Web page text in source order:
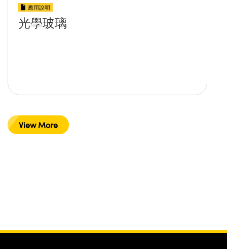
應用說明
光學玻璃
View More